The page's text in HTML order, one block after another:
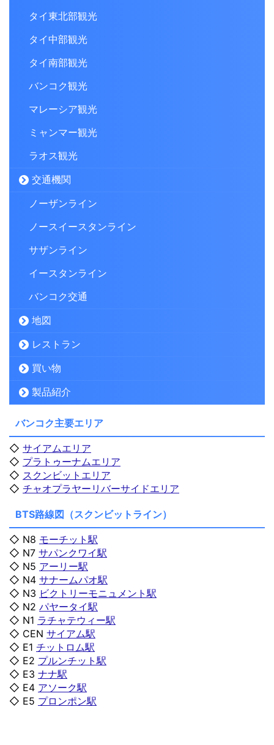
タイ東北部観光
タイ中部観光
タイ南部観光
バンコク観光
マレーシア観光
ミャンマー観光
ラオス観光
交通機関
ノーザンライン
ノースイースタンライン
サザンライン
イースタンライン
バンコク交通
地図
レストラン
買い物
製品紹介
バンコク主要エリア
◇ サイアムエリア
◇ プラトゥーナムエリア
◇ スクンビットエリア
◇ チャオプラヤーリバーサイドエリア
BTS路線図（スクンビットライン）
◇ N8 モーチット駅
◇ N7 サパンクワイ駅
◇ N5 アーリー駅
◇ N4 サナームパオ駅
◇ N3 ビクトリーモニュメント駅
◇ N2 パヤータイ駅
◇ N1 ラチャテウィー駅
◇ CEN サイアム駅
◇ E1 チットロム駅
◇ E2 プルンチット駅
◇ E3 ナナ駅
◇ E4 アソーク駅
◇ E5 プロンポン駅